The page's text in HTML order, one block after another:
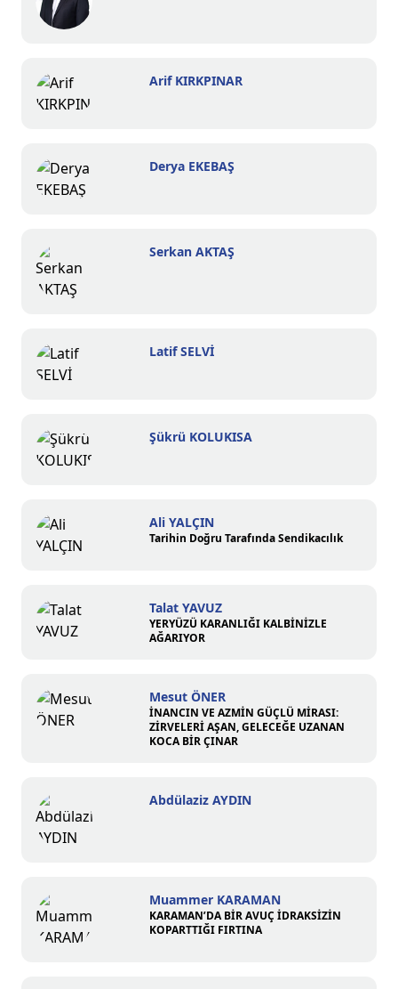
Arif KIRKPINAR
Derya EKEBAŞ
Serkan AKTAŞ
Latif SELVİ
Şükrü KOLUKISA
Ali YALÇIN
Tarihin Doğru Tarafında Sendikacılık
Talat YAVUZ
YERYÜZÜ KARANLIĞI KALBİNİZLE
AĞARIYOR
Mesut ÖNER
İNANCIN VE AZMİN GÜÇLÜ MİRASI:
ZİRVELERİ AŞAN, GELECEĞE UZANAN
KOCA BİR ÇINAR
Abdülaziz AYDIN
Muammer KARAMAN
KARAMAN’DA BİR AVUÇ İDRAKSİZİN
KOPARTTIĞI FIRTINA